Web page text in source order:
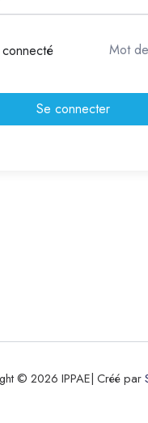
Mot
Se connecter
© 2026 IPPAE| Créé par